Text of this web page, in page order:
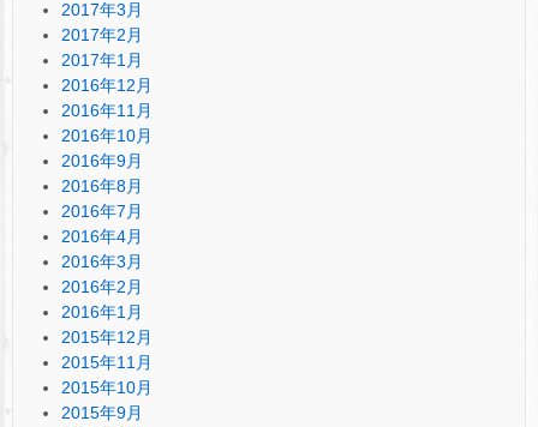
2017年3月
2017年2月
2017年1月
2016年12月
2016年11月
2016年10月
2016年9月
2016年8月
2016年7月
2016年4月
2016年3月
2016年2月
2016年1月
2015年12月
2015年11月
2015年10月
2015年9月